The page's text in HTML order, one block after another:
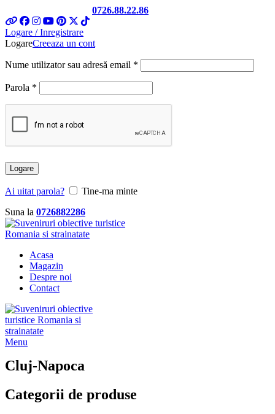
0726.88.22.86
Logare / Inregistrare
LogareCreeaza un cont
Nume utilizator sau adresă email *
Parola *
Logare
Ai uitat parola?
Tine-ma minte
Suna la 0726882286
Acasa
Magazin
Despre noi
Contact
Menu
Cluj-Napoca
Categorii de produse